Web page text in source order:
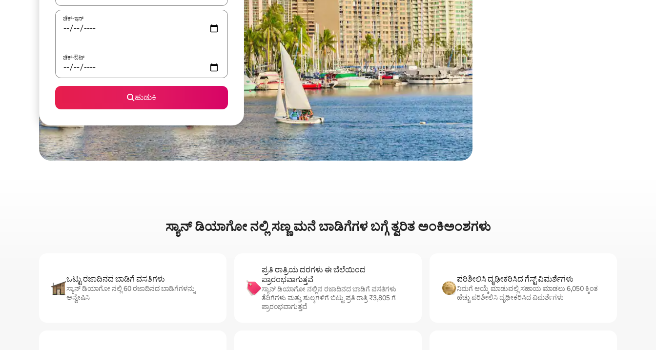
ಚೆಕ್-ಇನ್
ಚೆಕ್-ಔಟ್
ಹುಡುಕಿ
ಸ್ಯಾನ್ ಡಿಯಾಗೋ ನಲ್ಲಿ ಸಣ್ಣ ಮನೆ ಬಾಡಿಗೆಗಳ ಬಗ್ಗೆ ತ್ವರಿತ ಅಂಕಿಅಂಶಗಳು
ಒಟ್ಟು ರಜಾದಿನದ ಬಾಡಿಗೆ ವಸತಿಗಳು
ಸ್ಯಾನ್ ಡಿಯಾಗೋ ನಲ್ಲಿ 60 ರಜಾದಿನದ ಬಾಡಿಗೆಗಳನ್ನು
ಅನ್ವೇಷಿಸಿ
ಪ್ರತಿ ರಾತ್ರಿಯ ದರಗಳು ಈ ಬೆಲೆಯಿಂದ
ಪ್ರಾರಂಭವಾಗುತ್ತವೆ
ಸ್ಯಾನ್ ಡಿಯಾಗೋ ನಲ್ಲಿನ ರಜಾದಿನದ ಬಾಡಿಗೆ ವಸತಿಗಳು
ತೆರಿಗೆಗಳು ಮತ್ತು ಶುಲ್ಕಗಳಿಗೆ ಬಿಟ್ಟು ಪ್ರತಿ ರಾತ್ರಿ ₹3,805 ಗೆ
ಪ್ರಾರಂಭವಾಗುತ್ತವೆ
ಪರಿಶೀಲಿಸಿ ದೃಢೀಕರಿಸಿದ ಗೆಸ್ಟ್ ವಿಮರ್ಶೆಗಳು
ನಿಮಗೆ ಆಯ್ಕೆ ಮಾಡುವಲ್ಲಿ ಸಹಾಯ ಮಾಡಲು 6,050 ಕ್ಕಿಂತ
ಹೆಚ್ಚು ಪರಿಶೀಲಿಸಿ ದೃಢೀಕರಿಸಿದ ವಿಮರ್ಶೆಗಳು